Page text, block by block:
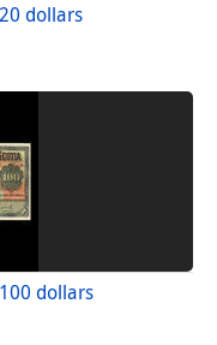
dollars
dollars